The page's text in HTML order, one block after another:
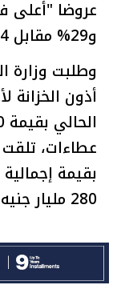
و29% مقابل 34% خلال يونيو الماضي.
وطلبت وزارة
عطاءات،
280 مليار جنيه فقط.